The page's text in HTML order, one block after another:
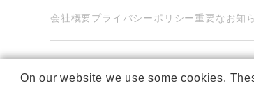
会社概要プライバシーポリシー重要なお知
On our website we use some cookies.